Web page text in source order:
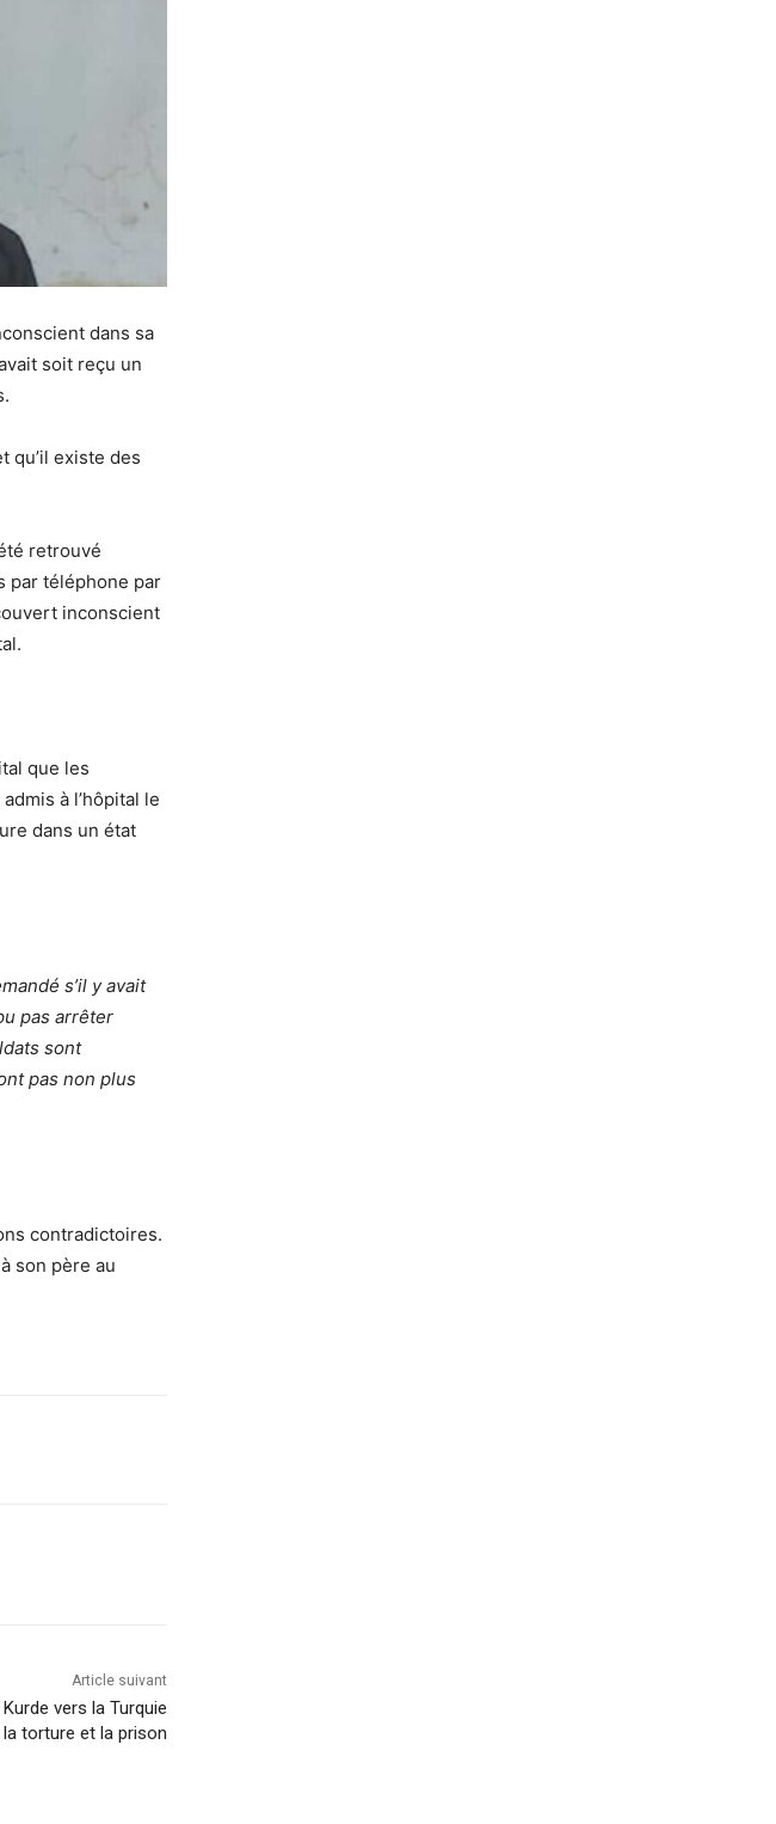
dans sa
soit reçu un
qu’il existe des
retrouvé
par téléphone par
inconscient
que les
à l’hôpital le
dans un état
s’il y avait
pas arrêter
sont
pas non plus
contradictoires.
son père au
Article suivant
vers la Turquie
torture et la prison